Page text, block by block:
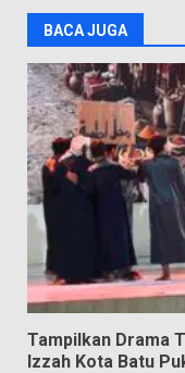
BACA JUGA
Tampilkan Drama
Izzah Kota Batu